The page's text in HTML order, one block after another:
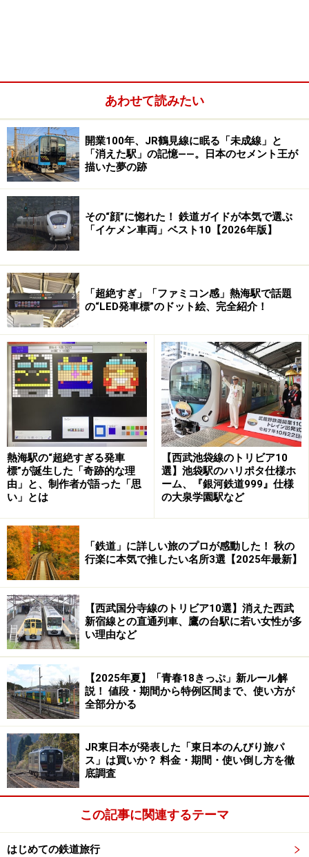
さな「はずれ席」もあるが、絶景区間などでは2号車の
応したい。
2号車は「ラウンジ40」、フリースペースだ
種車は、2022年3月まで運行していた「はやとの風」2両
と「いさぶろう・しんぺい」に使われていた3両のうち
の1両。「はやとの風」では漆黒の塗装だったものを正
反対のパールメタリックという白い塗装にした。
チタンを使った金色のラインがアクセントとなってい
て、使い古した車両を大改造したとはとても思えない。
3号車（普通車指定席）の車内
午前便は、武雄温泉駅を出発し、江北（3月22日までは
肥前山口駅）駅から長崎本線に入り、有明海を眺めなが
ら、諫早を経て長崎へ。そして、午後便は、長崎駅を発
車して、大村湾に沿った別ルートで武雄温泉駅を目指
す。今回は午後の列車に乗車したので、長崎駅から武雄
＞次ページ：長崎本線旧線の絶景区間を走る
※記事内容は執筆時点のものです。最新の内容をご確認くださ
い。
1/4 次のページへ
あわせて読みたい
開業100年、JR鶴見線に眠る「未成線」と
「消えた駅」の記憶――。日本のセメント王が
描いた夢の跡
その“顔”に惚れた！ 鉄道ガイドが本気で選ぶ
「イケメン車両」ベスト10【2026年版】
「超絶すぎ」「ファミコン感」熱海駅で話題
の“LED発車標”のドット絵、完全紹介！
熱海駅の“超絶すぎる発車
標”が誕生した「奇跡的な理
由」と、制作者が語った「思
い」とは
【西武池袋線のトリビア10
選】池袋駅のハリポタ仕様ホ
ーム、『銀河鉄道999』仕様
の大泉学園駅など
「鉄道」に詳しい旅のプロが感動した！ 秋の
行楽に本気で推したい名所3選【2025年最新】
【西武国分寺線のトリビア10選】消えた西武
新宿線との直通列車、鷹の台駅に若い女性が多
い理由など
【2025年夏】「青春18きっぷ」新ルール解
説！ 値段・期間から特例区間まで、使い方が
全部分かる
JR東日本が発表した「東日本のんびり旅パ
ス」は買いか？ 料金・期間・使い倒し方を徹
底調査
この記事に関連するテーマ
はじめての鉄道旅行